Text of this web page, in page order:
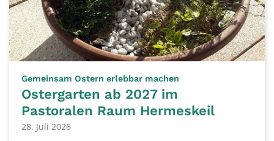
Gemeinsam Ostern erlebbar machen
Ostergarten ab 2027 im
Pastoralen Raum Hermeskeil
28. Juli 2026